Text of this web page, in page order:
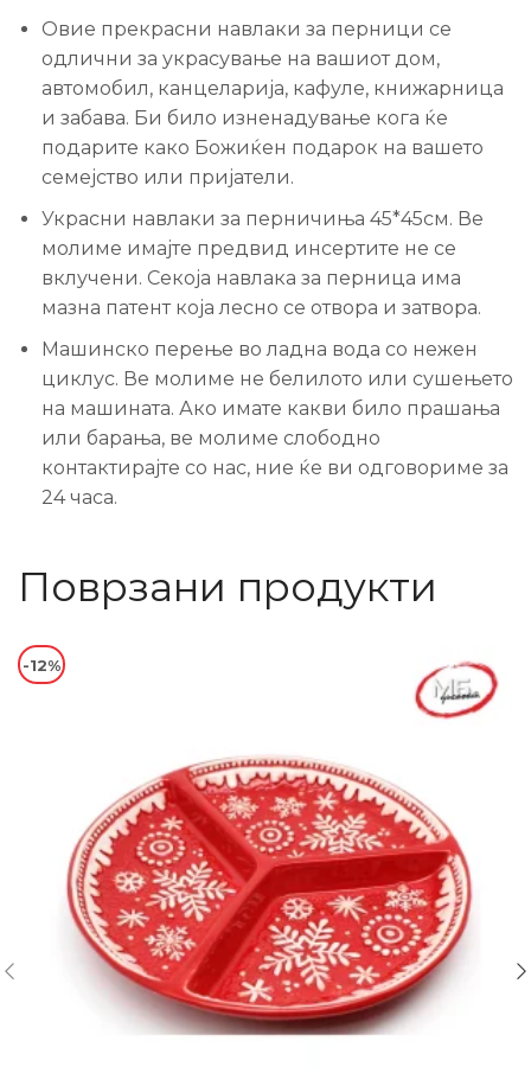
Овие прекрасни навлаки за перници се
одлични за украсување на вашиот дом,
автомобил, канцеларија, кафуле, книжарница
и забава. Би било изненадување кога ќе
подарите како Божиќен подарок на вашето
семејство или пријатели.
Украсни навлаки за перничиња 45*45см. Ве
молиме имајте предвид инсертите не се
вклучени. Секоја навлака за перница има
мазна патент која лесно се отвора и затвора.
Машинско перење во ладна вода со нежен
циклус. Ве молиме не белилото или сушењето
на машината. Ако имате какви било прашања
или барања, ве молиме слободно
контактирајте со нас, ние ќе ви одговориме за
24 часа.
Поврзани продукти
-12%